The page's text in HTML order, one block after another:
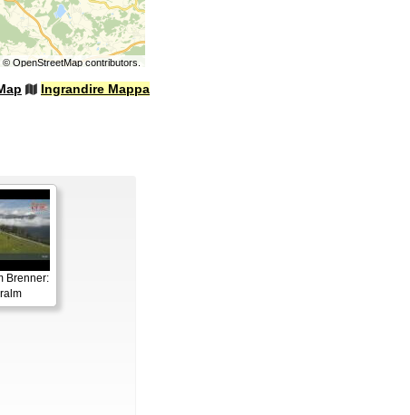
© OpenStreetMapcontributors.
Ingrandire Mappa
Brenner: